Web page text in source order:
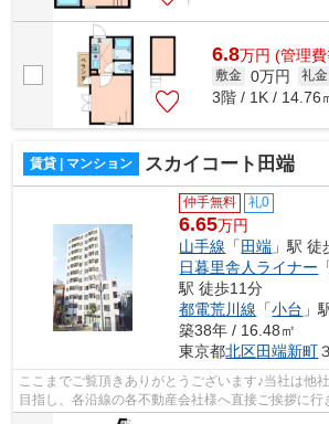
6.8万円 (管理
敷金 0万円 礼金
3階 / 1K / 14.76
賃貸 | マンション スカイコート田端
仲手無料 礼0
6.65万円
山手線 「 田端 」駅 徒
日暮里舎人ライナー
駅 徒歩11分
都電荒川線 「小台 」
築38年 / 16.48㎡
東京都北区田端新町
ここまでご覧頂きありがとうございます♪当社は他
目指し、各沿線の各不動産会社様へ直接ご挨拶に
様へ提供しております！最新の情報は...